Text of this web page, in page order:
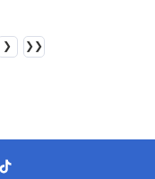
❯ ❯❯